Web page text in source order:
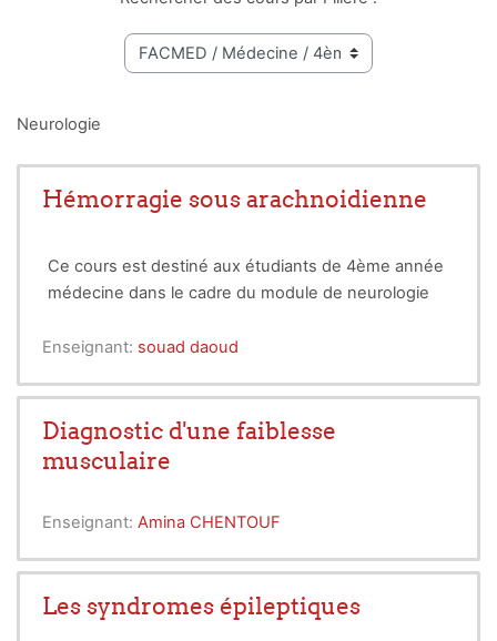
Neurologie
Hémorragie sous arachnoidienne
Ce cours est destiné aux étudiants de 4ème année
médecine dans le cadre du module de neurologie
Enseignant: souad daoud
Diagnostic d'une faiblesse
musculaire
Enseignant: Amina CHENTOUF
Les syndromes épileptiques